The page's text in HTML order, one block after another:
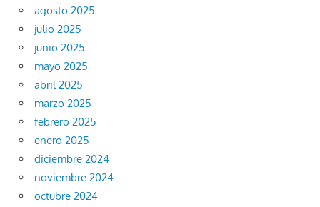
agosto 2025
julio 2025
junio 2025
mayo 2025
abril 2025
marzo 2025
febrero 2025
enero 2025
diciembre 2024
noviembre 2024
octubre 2024